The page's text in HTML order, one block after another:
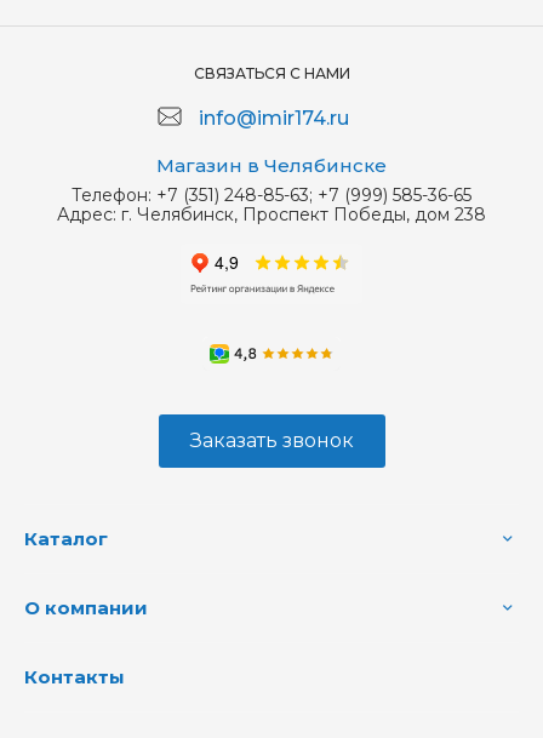
СВЯЗАТЬСЯ С НАМИ
info@imir174.ru
Магазин в Челябинске
Телефон: +7 (351) 248-85-63; +7 (999) 585-36-65
Адрес: г. Челябинск, Проспект Победы, дом 238
Заказать звонок
Каталог
О компании
Контакты